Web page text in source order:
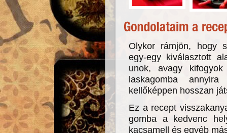
Olykor rámjön, hogy
egy-egy kiválasztott
unok, avagy
laskagomba
kellőképpen hosszan
Ez a recept
gomba a kedvenc
kacsamell és egyéb